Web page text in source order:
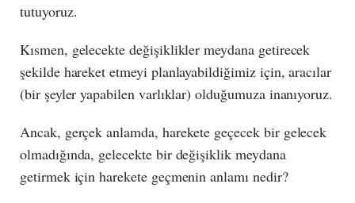
tutuyoruz.
Kısmen, gelecekte değişiklikler meydana getirecek
şekilde hareket etmeyi planlayabildiğimiz için, aracılar
(bir şeyler yapabilen varlıklar) olduğumuza inanıyoruz.
Ancak, gerçek anlamda, harekete geçecek bir gelecek
olmadığında, gelecekte bir değişiklik meydana
getirmek için harekete geçmenin anlamı nedir?